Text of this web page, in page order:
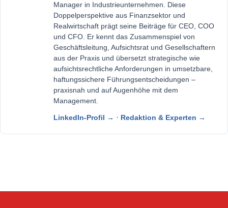
Manager in Industrieunternehmen. Diese
Doppelperspektive aus Finanzsektor und
Realwirtschaft prägt seine Beiträge für CEO, COO
und CFO. Er kennt das Zusammenspiel von
Geschäftsleitung, Aufsichtsrat und Gesellschaftern
aus der Praxis und übersetzt strategische wie
aufsichtsrechtliche Anforderungen in umsetzbare,
haftungssichere Führungsentscheidungen –
praxisnah und auf Augenhöhe mit dem
Management.
LinkedIn-Profil → · Redaktion & Experten →